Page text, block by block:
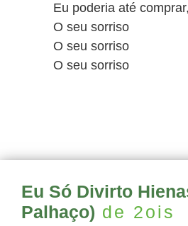
Eu poderia até
O seu sorriso
O seu sorriso
O seu sorriso
Eu Só Divirto
Palhaço) de 2ois